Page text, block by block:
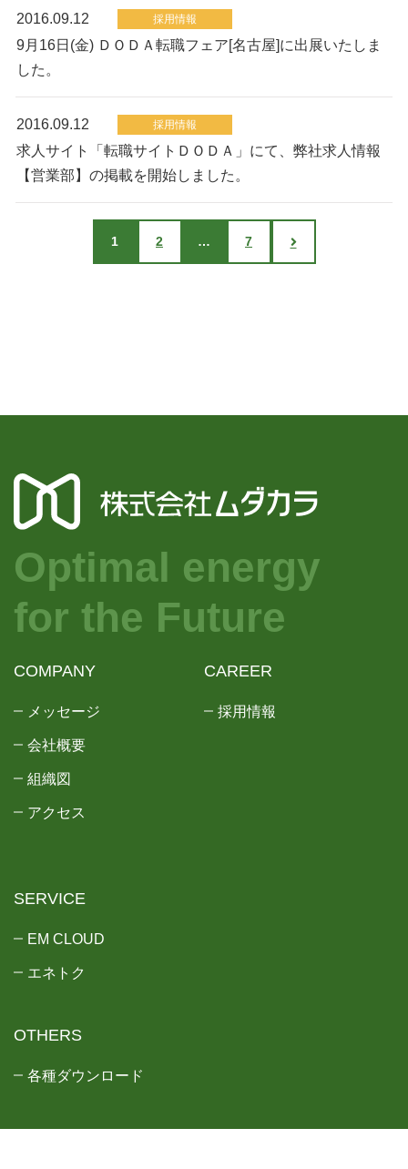
2016.09.12 採用情報
9月16日(金) ＤＯＤＡ転職フェア[名古屋]に出展いたしま
した。
2016.09.12 採用情報
求人サイト「転職サイトＤＯＤＡ」にて、弊社求人情報
【営業部】の掲載を開始しました。
1 2 … 7
Optimal energy
for the Future
COMPANY
メッセージ
会社概要
組織図
アクセス
CAREER
採用情報
SERVICE
EM CLOUD
エネトク
OTHERS
各種ダウンロード